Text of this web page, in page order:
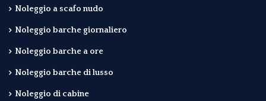
Noleggio a scafo nudo
Noleggio barche giornaliero
Noleggio barche a ore
Noleggio barche di lusso
Noleggio di cabine